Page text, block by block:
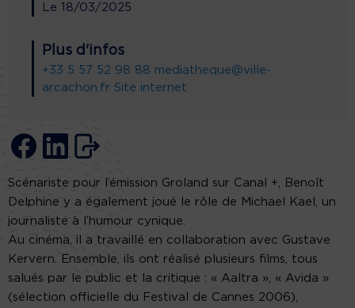
Le 18/03/2025
Plus d'infos
+33 5 57 52 98 88 mediatheque@ville-
arcachon.fr Site internet
Scénariste pour l’émission Groland sur Canal +, Benoît
Delphine y a également joué le rôle de Michael Kael, un
journaliste à l’humour cynique.
Au cinéma, il a travaillé en collaboration avec Gustave
Kervern. Ensemble, ils ont réalisé plusieurs films, tous
salués par le public et la critique : « Aaltra », « Avida »
(sélection officielle du Festival de Cannes 2006),